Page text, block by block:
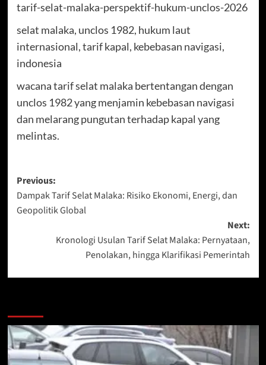
tarif-selat-malaka-perspektif-hukum-unclos-2026
selat malaka, unclos 1982, hukum laut
internasional, tarif kapal, kebebasan navigasi,
indonesia
wacana tarif selat malaka bertentangan dengan
unclos 1982 yang menjamin kebebasan navigasi
dan melarang pungutan terhadap kapal yang
melintas.
Post
navigation
Previous:
Dampak Tarif Selat Malaka: Risiko Ekonomi, Energi, dan
Geopolitik Global
Next:
Kronologi Usulan Tarif Selat Malaka: Pernyataan,
Penolakan, hingga Klarifikasi Pemerintah